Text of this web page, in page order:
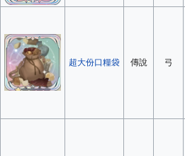
超大份口糧袋 傳說 弓